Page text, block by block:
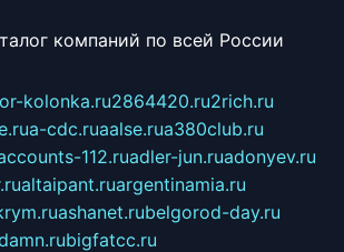
компаний по всей России
kolonka.ru2864420.ru2rich.ru
a-cdc.ruaalse.rua380club.ru
112.ruadler-jun.ruadonyev.ru
altaipant.ruargentinamia.ru
ashanet.rubelgorod-day.ru
bigfatcc.ru